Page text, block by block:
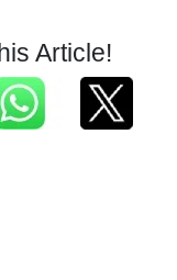
Article!